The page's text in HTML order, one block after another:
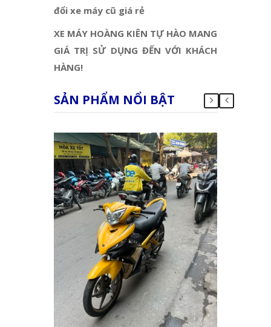
đổi xe máy cũ giá rẻ
XE MÁY HOÀNG KIÊN TỰ HÀO MANG
GIÁ TRỊ SỬ DỤNG ĐẾN VỚI KHÁCH
HÀNG!
SẢN PHẨM NỔI BẬT